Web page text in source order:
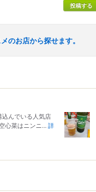
投稿する
のお店から探せます。
んでいる人気店
心菜はニンニ... 詳